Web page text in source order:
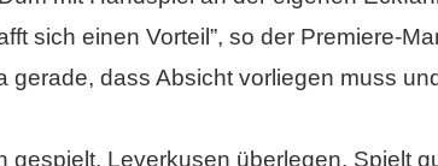
sich einen Vorteil”, so der Premiere-
gerade, dass Absicht vorliegen muss
gespielt. Leverkusen überlegen. Spielt